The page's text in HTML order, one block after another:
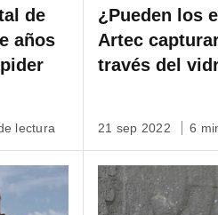
de
años
lectura
¿Pueden los
Artec
través del
21 sep 2022 6